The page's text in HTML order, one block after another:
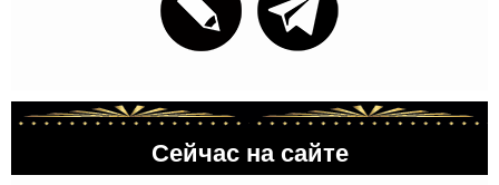
Сейчас на сайте